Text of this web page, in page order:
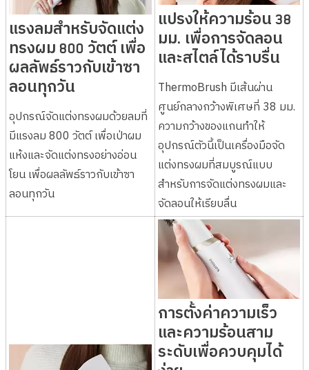
แรงลมสำหรับจัดแต่ง
ทรงผม 800 วัตต์ เพื่อ
ผลลัพธ์ราวกับเข้าซา
ลอนทุกวัน
อุปกรณ์จัดแต่งทรงผมด้วยลมที่
มีแรงลม 800 วัตต์ เพื่อเป่าผม
แห้งและจัดแต่งทรงอย่างอ่อน
โยน เพื่อผลลัพธ์ราวกับเข้าซา
ลอนทุกวัน
แปรงให้ความร้อน 38
มม. เพื่อการจัดลอน
และสไตล์ได้ราบรื่น
ThermoBrush มีเส้นผ่าน
ศูนย์กลางกว้างพิเศษที่ 38 มม.
ความกว้างของแกนทำให้
อุปกรณ์ตัวนี้เป็นเครื่องมือจัด
แต่งทรงผมที่สมบูรณ์แบบ
สำหรับการจัดแต่งทรงผมและ
จัดลอนให้เรียบลื่น
การตั้งค่าความเร็ว
และความร้อนสาม
ระดับเพื่อควบคุมได้